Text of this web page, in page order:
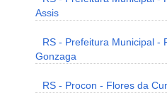
Assis
RS - Prefeitura Municipal -
Gonzaga
RS - Procon - Flores da